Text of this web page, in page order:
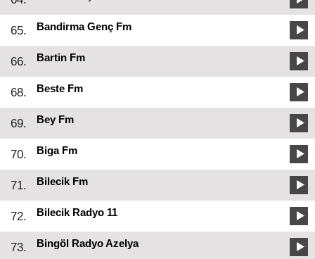
65. Bandirma Genç Fm
66. Bartin Fm
68. Beste Fm
69. Bey Fm
70. Biga Fm
71. Bilecik Fm
72. Bilecik Radyo 11
73. Bingöl Radyo Azelya